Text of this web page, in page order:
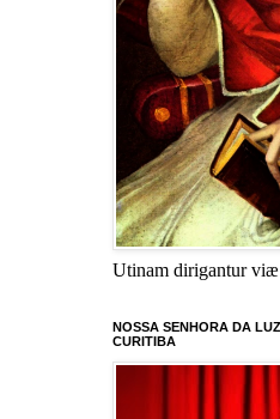
Utinam dirigantur viæ
NOSSA SENHORA DA
CURITIBA